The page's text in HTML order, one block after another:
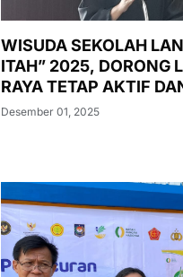
WISUDA SEKOLAH
ITAH” 2025, DORONG
RAYA TETAP AKTIF
Desember 01, 2025